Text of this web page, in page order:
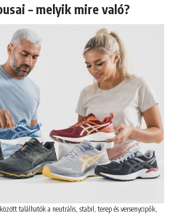
– melyik mire való?
találhatók a neutrális, stabil, terep és versenycipők,